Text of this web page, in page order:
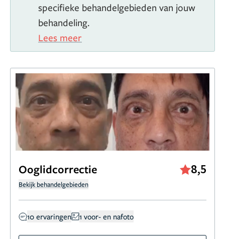
specifieke behandelgebieden van jouw
behandeling.
Lees meer
Ooglidcorrectie 8,5
Bekijk behandelgebieden
10 ervaringen 1 voor- en nafoto